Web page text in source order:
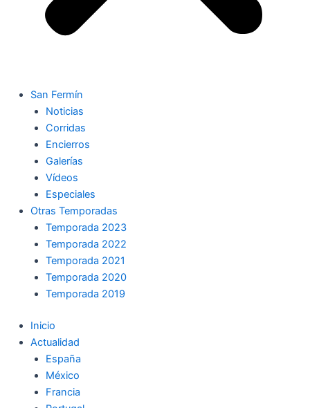
San Fermín
Noticias
Corridas
Encierros
Galerías
Vídeos
Especiales
Otras Temporadas
Temporada 2023
Temporada 2022
Temporada 2021
Temporada 2020
Temporada 2019
Inicio
Actualidad
España
México
Francia